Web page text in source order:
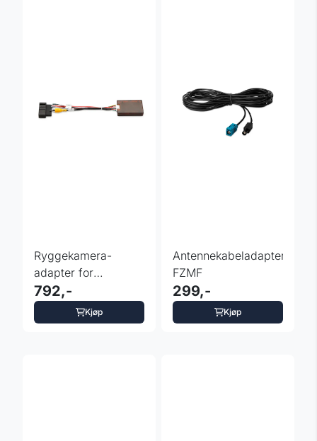
Ryggekamera-
adapter for
Volkswagen/Skoda/SEAT
792,-
Kjøp
Antennekabeladapter:
FZMF
299,-
Kjøp